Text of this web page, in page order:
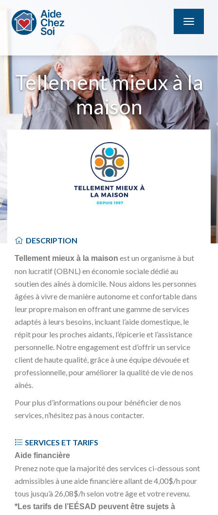
MENU
Tellement mieux à la
maison
DESCRIPTION
Tellement mieux à la maison est un organisme à but
non lucratif (OBNL) en économie sociale dédié au
soutien des aînés à domicile. Nous aidons les personnes
âgées à vivre de manière autonome et confortable dans
leur propre maison en offrant une gamme de services
adaptés à leurs besoins, incluant l’aide domestique, le
répit pour les proches aidants, l’épicerie et l’assistance
personnelle. Notre engagement est d’offrir un service
client de haute qualité, grâce à une équipe dévouée et
professionnelle, pour améliorer la qualité de vie de nos
aînés.
Pour plus d’informations ou pour bénéficier de nos
services, n’hésitez pas à nous contacter.
SERVICES ET TARIFS
Aide financière
Prenez note que la majorité des services ci-dessous sont
admissibles à une aide financière allant de 4,00$/h pour
tous jusqu’à 26,08$/h selon votre âge et votre revenu.
*Les tarifs de l’EÉSAD peuvent être sujets à